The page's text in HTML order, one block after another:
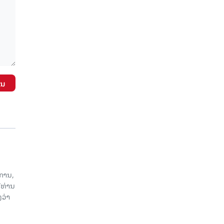
ານ,
ານ
າ